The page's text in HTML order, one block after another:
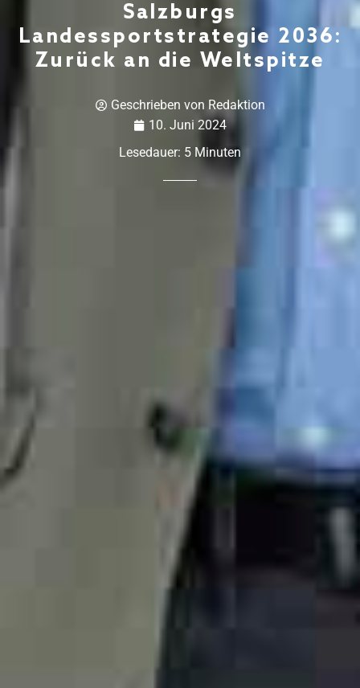
Salzburgs
Landessportstrategie 2036:
Zurück an die Weltspitze
Geschrieben von Redaktion
10. Juni 2024
Lesedauer: 5 Minuten